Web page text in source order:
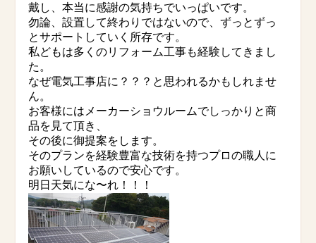
戴し、本当に感謝の気持ちでいっぱいです。
勿論、設置して終わりではないので、ずっとずっ
とサポートしていく所存です。
私どもは多くのリフォーム工事も経験してきまし
た。
なぜ電気工事店に？？？と思われるかもしれませ
ん。
お客様にはメーカーショウルームでしっかりと商
品を見て頂き、
その後に御提案をします。
そのプランを経験豊富な技術を持つプロの職人に
お願いしているので安心です。
明日天気にな〜れ！！！